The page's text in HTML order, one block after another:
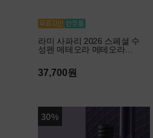
라미 사파리 2026 스페셜 수
성펜 메테오라 메테오라이
37,700원
30%